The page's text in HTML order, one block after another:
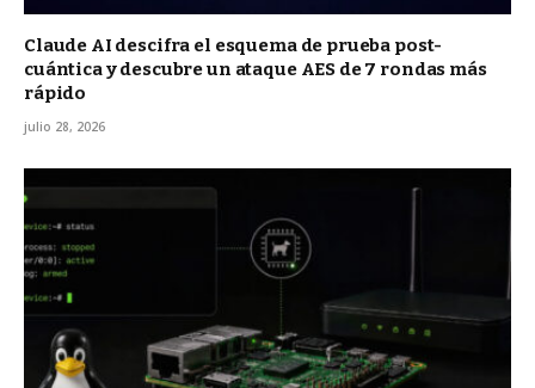
Claude AI descifra el esquema de prueba post-
cuántica y descubre un ataque AES de 7 rondas más
rápido
julio 28, 2026